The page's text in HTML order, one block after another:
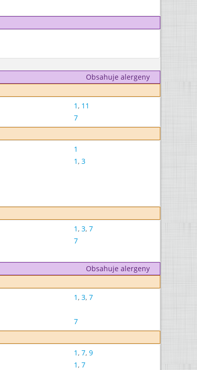
Obsahuje alergeny
1, 11
7
1
1, 3
1, 3, 7
7
Obsahuje alergeny
1, 3, 7
7
1, 7, 9
1, 7